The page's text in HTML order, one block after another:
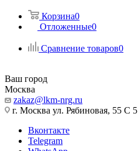
Корзина0
Отложенные0
Сравнение товаров0
Ваш город
Москва
zakaz@lkm-nrg.ru
г. Москва ул. Рябиновая, 55 С 5
Вконтакте
Telegram